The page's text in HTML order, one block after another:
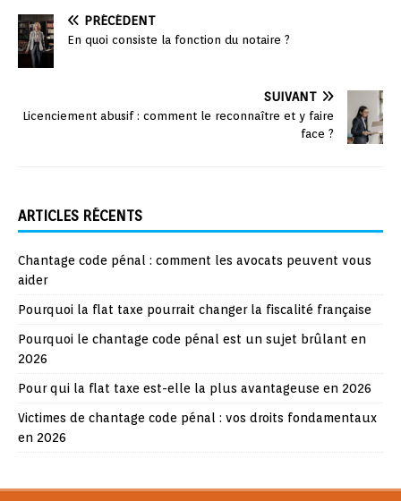
PRÉCÉDENT
En quoi consiste la fonction du notaire ?
SUIVANT
Licenciement abusif : comment le reconnaître et y faire
face ?
ARTICLES RÉCENTS
Chantage code pénal : comment les avocats peuvent vous
aider
Pourquoi la flat taxe pourrait changer la fiscalité française
Pourquoi le chantage code pénal est un sujet brûlant en
2026
Pour qui la flat taxe est-elle la plus avantageuse en 2026
Victimes de chantage code pénal : vos droits fondamentaux
en 2026